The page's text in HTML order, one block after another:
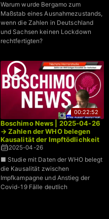
Warum wurde Bergamo zum
Maßstab eines Ausnahmezustands,
wenn die Zahlen in Deutschland
und Sachsen keinen Lockdown
rechtfertigten?
00:22:52
Boschimo News | 2025-04-26
→ Zahlen der WHO belegen
Kausalität der Impftödlichkeit
2025-04-26
■ Studie mit Daten der WHO belegt
die Kausalität zwischen
Impfkampagne und Anstieg der
Covid-19 Fälle deutlich